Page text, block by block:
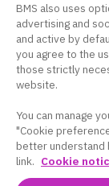
コーポ
イバシ
このサ
ブリス
医薬品
BMS also uses
advertising and
and active by
you agree to the
those strictly
website.
You can manage
"Cookie
better understand
link. Cookie